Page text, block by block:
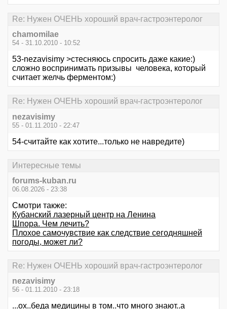
Re: Нужен ОЧЕНЬ хороший врач-гастроэнтеролог
chamomilae
54 - 31.10.2010 - 10:52
53-nezavisimy >стесняюсь спросить даже какие:)
сложно воспринимать призывы человека, который
считает желчь ферментом:)
Re: Нужен ОЧЕНЬ хороший врач-гастроэнтеролог
nezavisimy
55 - 01.11.2010 - 22:47
54-считайте как хотите...только не навредите)
Интересные темы
forums-kuban.ru
06.08.2026 - 23:38
Смотри также:
Кубанский лазерный центр на Ленина
Шпора. Чем лечить?
Плохое самочувствие как следствие сегодняшней
погоды, может ли?
Re: Нужен ОЧЕНЬ хороший врач-гастроэнтеролог
nezavisimy
56 - 01.11.2010 - 23:18
...ох..беда медицины в том..что много знают..а